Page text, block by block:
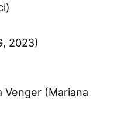
2023)
Venger (Mariana